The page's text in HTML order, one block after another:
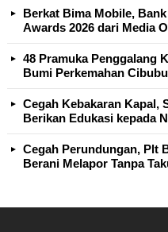
Berkat Bima Mobile,
Awards 2026 dari Media
48 Pramuka Penggalang
Bumi Perkemahan
Cegah Kebakaran Kapal,
Berikan Edukasi kepada
Cegah Perundungan, Plt
Berani Melapor Tanpa